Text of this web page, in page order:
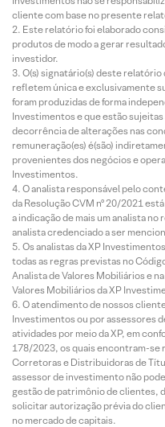
cliente com base no presente
Este relatório foi elaborado
produtos de modo a gerar
investidor.
O(s) signatário(s) deste
refletem única e exclusivamente
foram produzidas de forma
Investimentos e que estão
decorrência de alterações nas
remuneração(es) é(são)
provenientes dos negócios e
Investimentos.
O analista responsável pelo
da Resolução CVM nº 20/2021
a indicação de mais um analista
analista credenciado a ser
Os analistas da XP
todas as regras previstas no
Analista de Valores Mobiliários e
Valores Mobiliários da XP
O atendimento de nossos
Investimentos ou por assessores
atividades por meio da XP, em
178/2023, os quais encontram-se
Corretoras e Distribuidoras de
assessor de investimento não
gestão de patrimônio de clientes,
solicitar autorização prévia do
no mercado de capitais.